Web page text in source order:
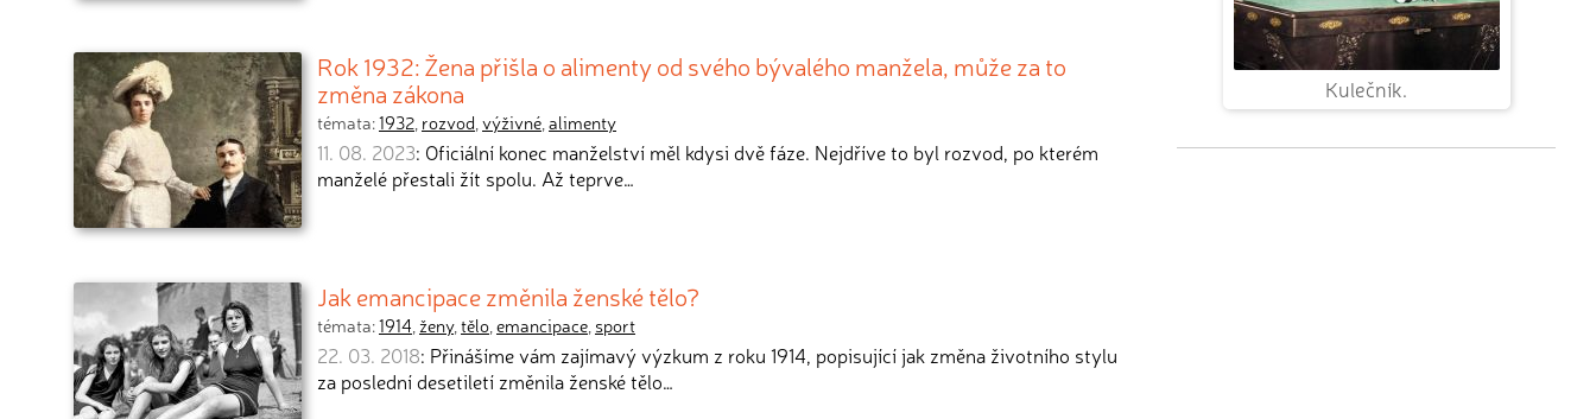
Rok 1932: Žena přišla o alimenty od svého bývalého manžela, může za to
změna zákona
témata:1932, rozvod,výživné,alimenty
11. 08. 2023: Oficiální konec manželství měl kdysi dvě fáze. Nejdříve to byl rozvod, po kterém
manželé přestali žít spolu. Až teprve…
Jak emancipace změnila ženské tělo?
témata:1914, ženy,tělo,emancipace, sport
22. 03. 2018: Přinášíme vám zajímavý výzkum z roku 1914, popisující jak změna životního stylu
za poslední desetiletí změnila ženské tělo…
Kulečník.